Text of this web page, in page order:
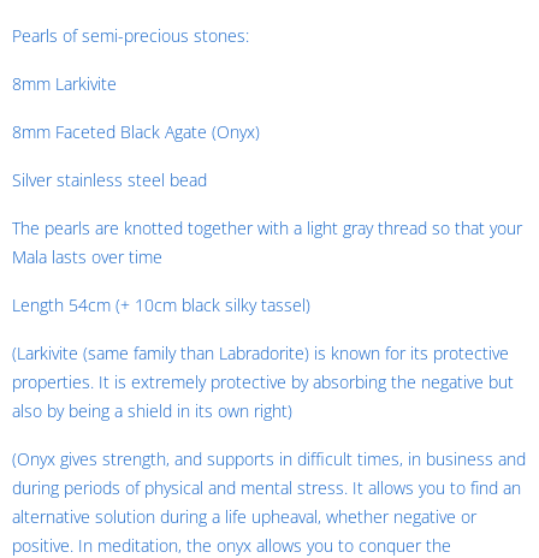
Pearls of semi-precious stones:
8mm Larkivite
8mm Faceted Black Agate (Onyx)
Silver stainless steel bead
The pearls are knotted together with a light gray thread so that your
Mala lasts over time
Length 54cm (+ 10cm black silky tassel)
(Larkivite (same family than Labradorite) is known for its protective
properties. It is extremely protective by absorbing the negative but
also by being a shield in its own right)
(Onyx gives strength, and supports in difficult times, in business and
during periods of physical and mental stress. It allows you to find an
alternative solution during a life upheaval, whether negative or
positive. In meditation, the onyx allows you to conquer the